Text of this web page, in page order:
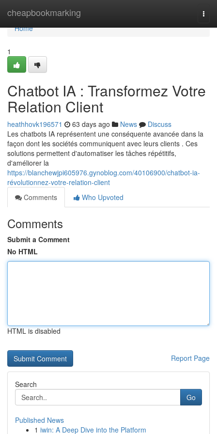
cheapbookmarking
Home
Home
1
Chatbot IA : Transformez Votre
Relation Client
heathhovk196571 63 days ago News
Discuss
Les chatbots IA représentent une conséquente avancée dans la
façon dont les sociétés communiquent avec leurs clients . Ces
solutions permettent d'automatiser les tâches répétitifs,
d'améliorer la
https://blanchewjpi605976.gynoblog.com/40106900/chatbot-ia-
révolutionnez-votre-relation-client
Comments
Who Upvoted
Comments
Submit a Comment
No HTML
HTML is disabled
Report Page
Search
Go
Published News
1 iwin: A Deep Dive into the Platform